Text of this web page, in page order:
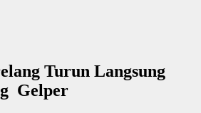
Turun Langsung
Gelper